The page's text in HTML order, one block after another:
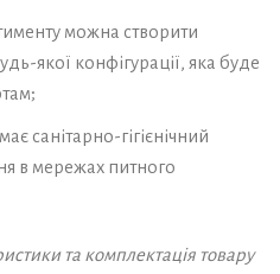
можна створити
якої конфігурації, яка буде
санітарно-гігієнічний
в мережах питного
та комплектація товару